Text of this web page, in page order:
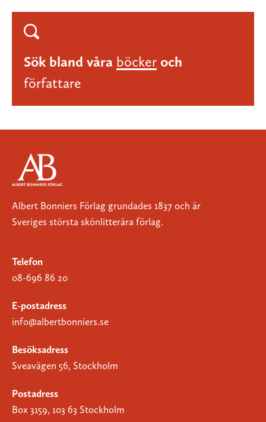
Sök bland våra böcker och
författare
Albert Bonniers Förlag grundades 1837 och är
Sveriges största skönlitterära förlag.
Telefon
08-696 86 20
E-postadress
info@albertbonniers.se
Besöksadress
Sveavägen 56, Stockholm
Postadress
Box 3159, 103 63 Stockholm